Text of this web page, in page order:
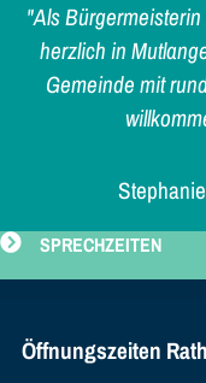
"Als
herzlich in
Gemeinde mit
SPRECHZEITEN
Öffnungszeiten